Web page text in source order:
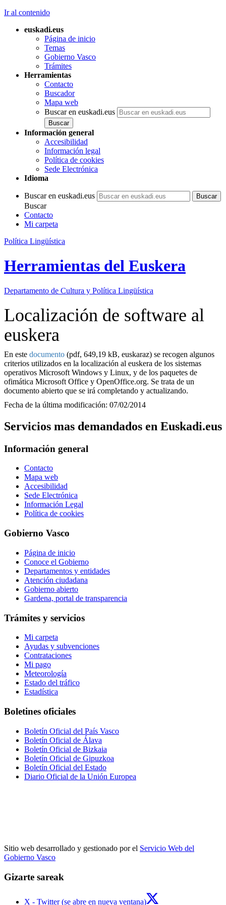
Ir al contenido
euskadi.eus
Página de inicio
Temas
Gobierno Vasco
Trámites
Herramientas
Contacto
Buscador
Mapa web
Buscar en euskadi.eus
Información general
Accesibilidad
Información legal
Política de cookies
Sede Electrónica
Idioma
Buscar en euskadi.eus
Buscar
Contacto
Mi carpeta
Política Lingüística
Herramientas del Euskera
Departamento de Cultura y Política Lingüística
Localización de software al
euskera
En este documento (pdf, 649,19 kB, euskaraz) se recogen algunos
criterios utilizados en la localización al euskera de los sistemas
operativos Microsoft Windows y Linux, y de los paquetes de
ofimática Microsoft Office y OpenOffice.org. Se trata de un
documento abierto que se irá completando y actualizando.
Fecha de la última modificación: 07/02/2014
Servicios mas demandados en Euskadi.eus
Información general
Contacto
Mapa web
Accesibilidad
Sede Electrónica
Información Legal
Política de cookies
Gobierno Vasco
Página de inicio
Conoce el Gobierno
Departamentos y entidades
Atención ciudadana
Gobierno abierto
Gardena, portal de transparencia
Trámites y servicios
Mi carpeta
Ayudas y subvenciones
Contrataciones
Mi pago
Meteorología
Estado del tráfico
Estadística
Boletines oficiales
Boletín Oficial del País Vasco
Boletín Oficial de Álava
Boletín Oficial de Bizkaia
Boletín Oficial de Gipuzkoa
Boletín Oficial del Estado
Diario Oficial de la Unión Europea
Sitio web desarrollado y gestionado por el Servicio Web del
Gobierno Vasco
Gizarte sareak
X - Twitter (se abre en nueva ventana)